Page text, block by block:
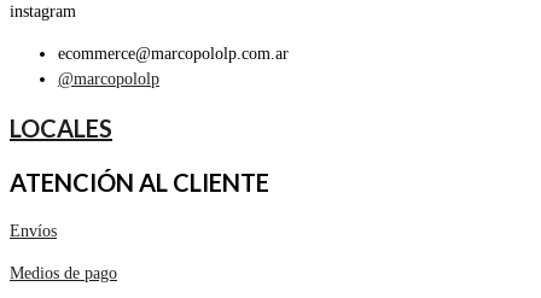
instagram
ecommerce@marcopololp.com.ar
@marcopololp
LOCALES
ATENCIÓN AL CLIENTE
Envíos
Medios de pago